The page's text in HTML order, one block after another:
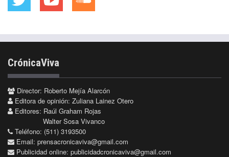
CrónicaViva
Director: Roberto Mejía Alarcón
Editora de opinión: Zuliana Lainez Otero
Editores: Raúl Graham Rojas
Walter Sosa Vivanco
Teléfono: (511) 3193500
Email: prensacronicaviva@gmail.com
Publicidad online: publicidadcronicaviva@gmail.com